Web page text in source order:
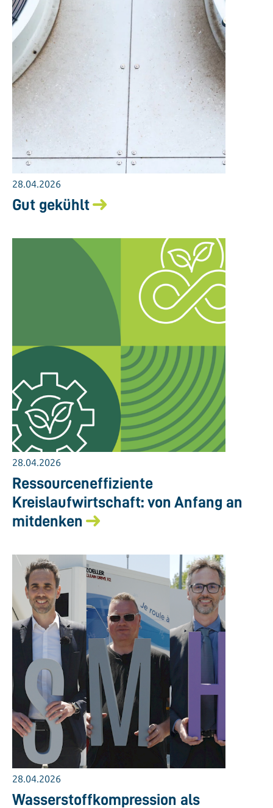
28.04.2026
Gut gekühlt
28.04.2026
Ressourceneffiziente
Kreislaufwirtschaft: von Anfang an
mitdenken
28.04.2026
Wasserstoffkompression als